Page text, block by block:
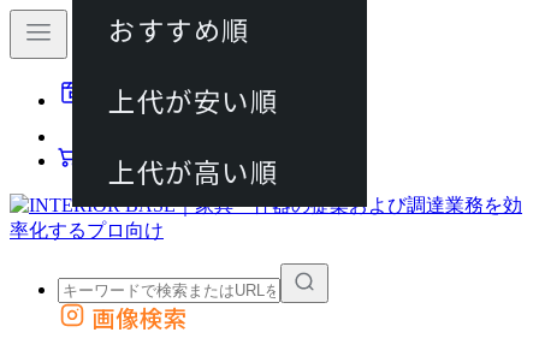
動画マニュアル
カート
外部サイトの商品をカートに追加
画像検索
おすすめ順
上代が安い順
上代が高い順